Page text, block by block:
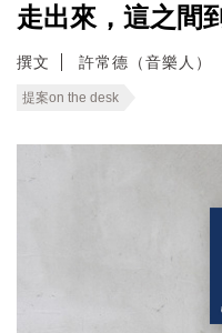
走出來，這之間
撰文 許常德（音樂人）
提案on the desk